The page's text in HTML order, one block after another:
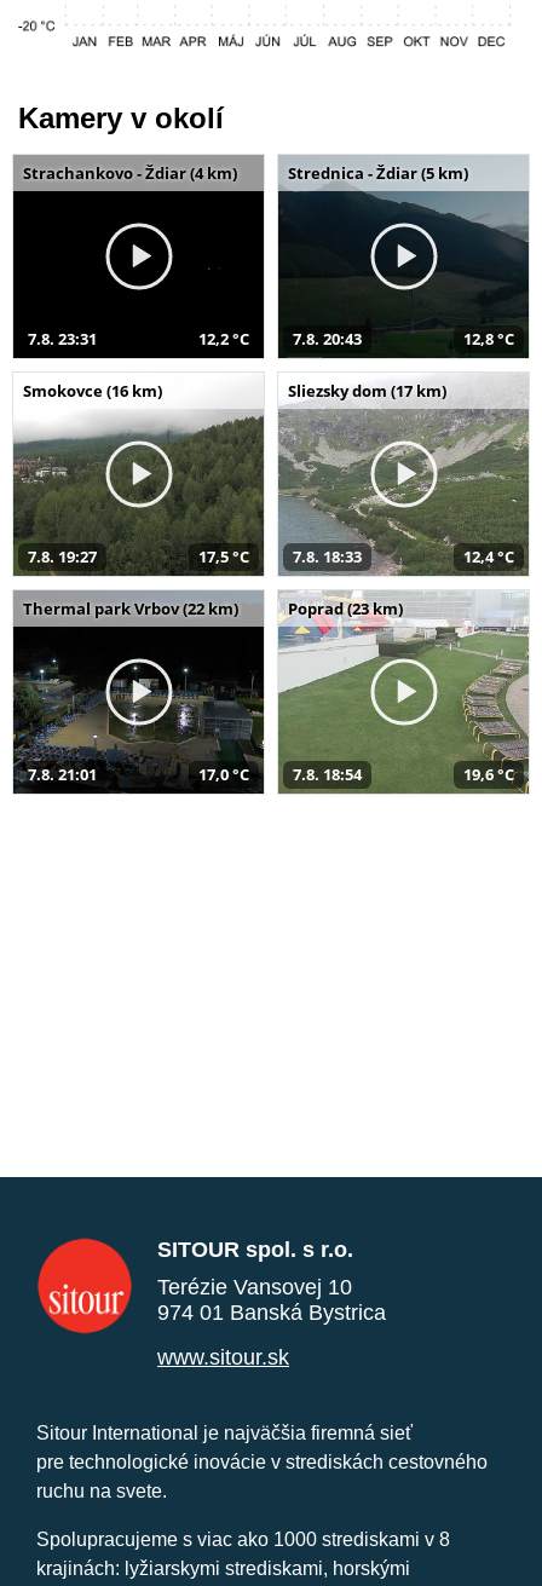
Kamery v okolí
Strachankovo - Ždiar (4 km)
7.8. 23:31 12,2 °C
Strednica - Ždiar (5 km)
7.8. 20:43 12,8 °C
Smokovce (16 km)
7.8. 19:27 17,5 °C
Sliezsky dom (17 km)
7.8. 18:33 12,4 °C
Thermal park Vrbov (22 km)
7.8. 21:01 17,0 °C
Poprad (23 km)
7.8. 18:54 19,6 °C
SITOUR spol. s r.o.
Terézie Vansovej 10
974 01 Banská Bystrica
www.sitour.sk
Sitour International je najväčšia firemná sieť
pre technologické inovácie v strediskách cestovného
ruchu na svete.
Spolupracujeme s viac ako 1000 strediskami v 8
krajinách: lyžiarskymi strediskami, horskými